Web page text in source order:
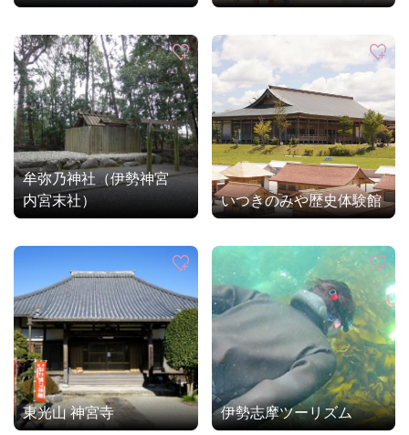
牟弥乃神社（伊勢神宮
内宮末社）
いつきのみや歴史体験館
東光山 神宮寺 伊勢志摩ツーリズム